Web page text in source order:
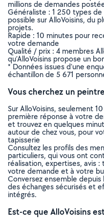
millions de demandes
Généraliste : 1 250 types
possible sur AlloVoisins, du
projets.
Rapide : 10 minutes pour
votre demande
Qualité / prix : 4 membres
qu’AlloVoisins propose un
* Données issues d’une
échantillon de 5 671
Vous cherchez un
Sur AlloVoisins, seulement
première réponse à votre
et trouvez en quelques
autour de chez vous, pour
tapisserie
Consultez les profils des
particuliers, qui vous ont
réalisation, expertises, avis
votre demande et à votre
Conversez ensemble depuis
des échanges sécurisés et
intégrés.
Est-ce que AlloVoisins